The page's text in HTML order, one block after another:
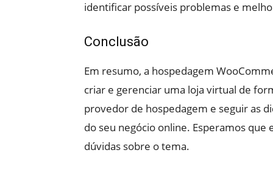
identificar possíveis problemas e
Conclusão
Em resumo, a hospedagem
criar e gerenciar uma loja virtual de
provedor de hospedagem e seguir as
do seu negócio online. Esperamos
dúvidas sobre o tema.